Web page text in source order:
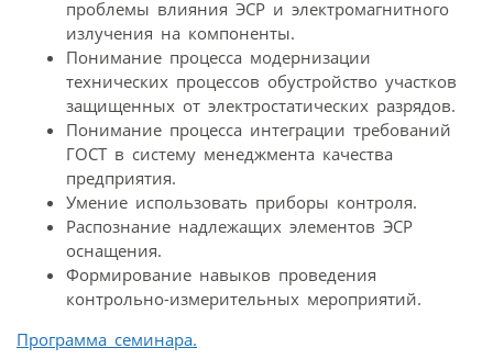
проблемы влияния ЭСР и электромагнитного
излучения на компоненты.
Понимание процесса модернизации
технических процессов обустройство участков
защищенных от электростатических разрядов.
Понимание процесса интеграции требований
ГОСТ в систему менеджмента качества
предприятия.
Умение использовать приборы контроля.
Распознание надлежащих элементов ЭСР
оснащения.
Формирование навыков проведения
контрольно-измерительных мероприятий.
Программа семинара.